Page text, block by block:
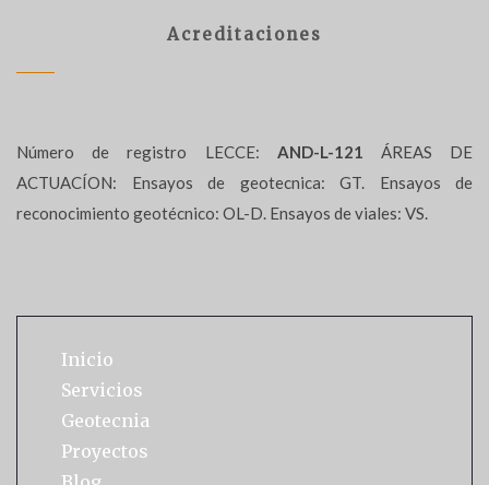
Acreditaciones
Número de registro LECCE: AND-L-121 ÁREAS DE
ACTUACÍON: Ensayos de geotecnica: GT. Ensayos de
reconocimiento geotécnico: OL-D. Ensayos de viales: VS.
Inicio
Servicios
Geotecnia
Proyectos